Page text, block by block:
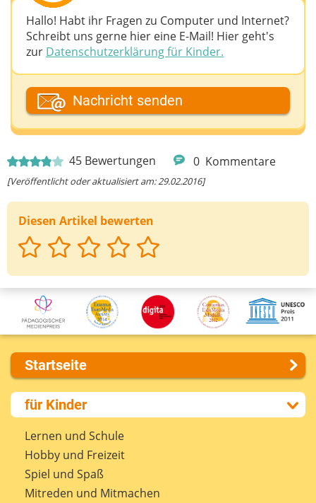
45 Bewertungen 0 Kommentare
[Veröffentlicht oder aktualisiert am: 29.02.2016]
Diesen Artikel bewerten
Hallo! Habt ihr Fragen zu Computer und Internet?
Schreibt uns gerne hier eine E-Mail! Hier geht's
zur Datenschutzerklärung für Kinder.
Dein Fantasiename
Deine E-Mail-Adresse (wenn du eine Antwort
möchtest)
Deine Nachricht
Nachricht senden
Startseite
Über uns
Presse
Kontakt
Impressum
Internet-ABC Sitemap
Barrierefreiheit
für Kinder
Lernen und Schule
Hobby und Freizeit
Spiel und Spaß
Mitreden und Mitmachen